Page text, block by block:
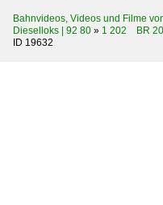
Bahnvideos, Videos und Filme
Dieselloks | 92 80 » 1 202 BR
ID 19632